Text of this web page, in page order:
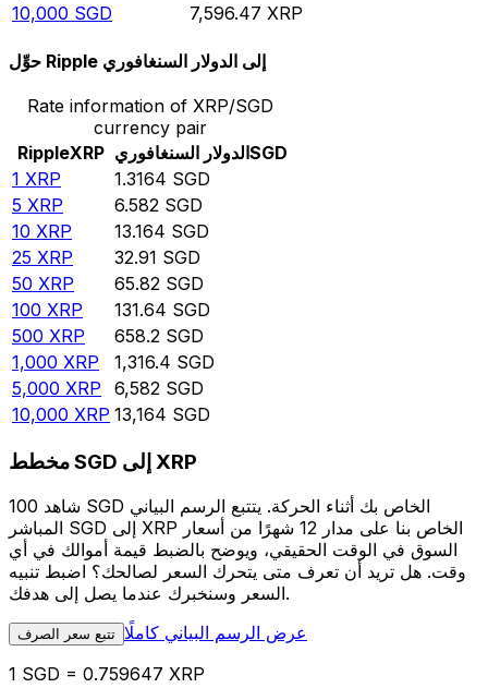
10,000 SGD 7,596.47 XRP
حوِّل Ripple إلى الدولار السنغافوري
Rate information of XRP/SGD
currency pair
RippleXRP الدولار السنغافوريSGD
1 XRP 1.3164 SGD
5 XRP 6.582 SGD
10 XRP 13.164 SGD
25 XRP 32.91 SGD
50 XRP 65.82 SGD
100 XRP 131.64 SGD
500 XRP 658.2 SGD
1,000 XRP 1,316.4 SGD
5,000 XRP 6,582 SGD
10,000 XRP 13,164 SGD
مخطط SGD إلى XRP
شاهد 100 SGD الخاص بك أثناء الحركة. يتتبع الرسم البياني
المباشر SGD إلى XRP الخاص بنا على مدار 12 شهرًا من أسعار
السوق في الوقت الحقيقي، ويوضح بالضبط قيمة أموالك في أي
وقت. هل تريد أن تعرف متى يتحرك السعر لصالحك؟ اضبط تنبيه
السعر وسنخبرك عندما يصل إلى هدفك.
تتبع سعر الصرف عرض الرسم البياني كاملًا
1 SGD = 0.759647 XRP